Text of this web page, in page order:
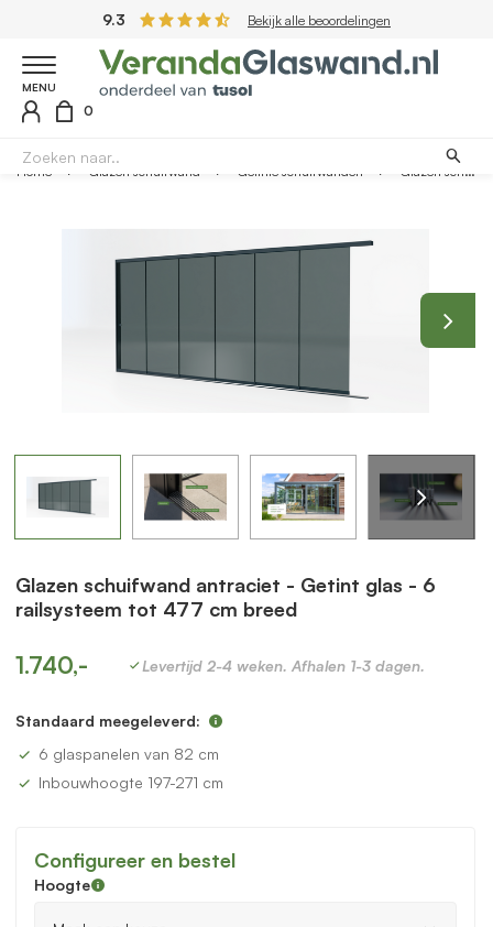
9.3 Bekijk alle beoordelingen
MENU
0
Home Glazen schuifwand Getinte schuifwanden Glazen schuifwand antraciet - Getint glas - 6 railsysteem tot 477 cm breed
Glazen schuifwand antraciet - Getint glas - 6
railsysteem tot 477 cm breed
1.740,- Levertijd 2-4 weken. Afhalen 1-3 dagen.
Standaard meegeleverd:
6 glaspanelen van 82 cm
Inbouwhoogte 197-271 cm
Configureer en bestel
Hoogte